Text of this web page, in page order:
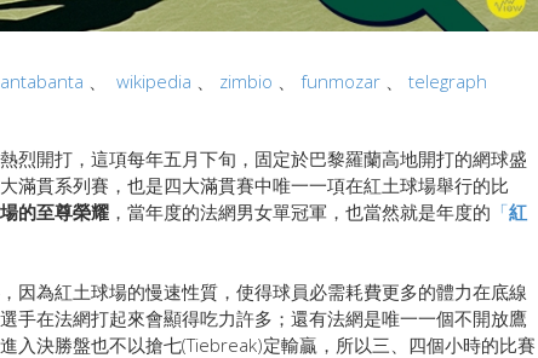
wikipedia zimbio funmozar telegraph
烈開打，這項每年五月下旬，固定於巴黎羅蘭高地開打的網球盛
滿貫系列賽，也是四大滿貫賽中唯一一項在紅土球場舉行的比
的至尊榮耀 ，當年度的法網男女單冠軍，也當然就是年度的 「紅
因為紅土球場的慢速性質，使得球員必需耗費更多的體力在底線
手在法網打起來會顯得吃力許多；還有法網是唯一一個不開放鷹
入決勝盤也不以搶七(Tiebreak)定輸贏，所以三、四個小時的比賽